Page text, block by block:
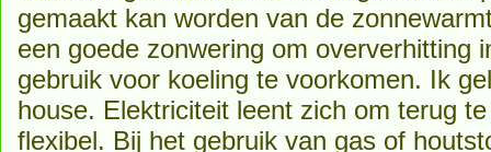
gemaakt kan worden van de
een goede zonwering om oververhitting
gebruik voor koeling te voorkomen. Ik
house. Elektriciteit leent zich om terug
flexibel. Bij het gebruik van gas of